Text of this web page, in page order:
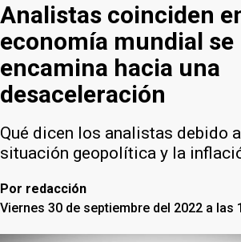
Analistas coinciden
economía mundial se
encamina hacia una
desaceleración
Qué dicen los analistas debido
situación geopolítica y la
Por redacción
Viernes 30 de septiembre del 2022 a las